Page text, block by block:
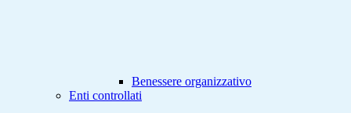
Benessere organizzativo
Enti controllati